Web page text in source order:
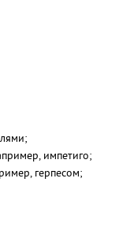
импетиго;
герпесом;